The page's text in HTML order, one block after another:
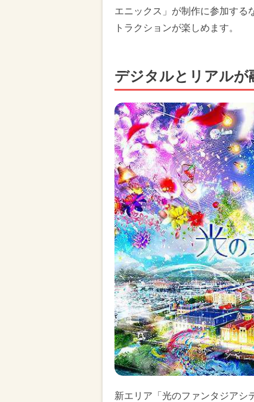
エニックス」が制作に参加する
トラクションが楽しめます。
デジタルとリアルが
新エリア「光のファンタジアシ